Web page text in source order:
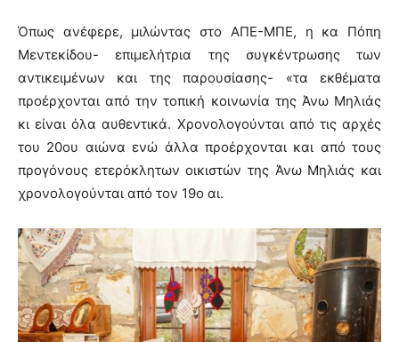
Όπως ανέφερε, μιλώντας στο ΑΠΕ-ΜΠΕ, η κα Πόπη
Μεντεκίδου- επιμελήτρια της συγκέντρωσης των
αντικειμένων και της παρουσίασης- «τα εκθέματα
προέρχονται από την τοπική κοινωνία της Άνω Μηλιάς
κι είναι όλα αυθεντικά. Χρονολογούνται από τις αρχές
του 20ου αιώνα ενώ άλλα προέρχονται και από τους
προγόνους ετερόκλητων οικιστών της Άνω Μηλιάς και
χρονολογούνται από τον 19ο αι.